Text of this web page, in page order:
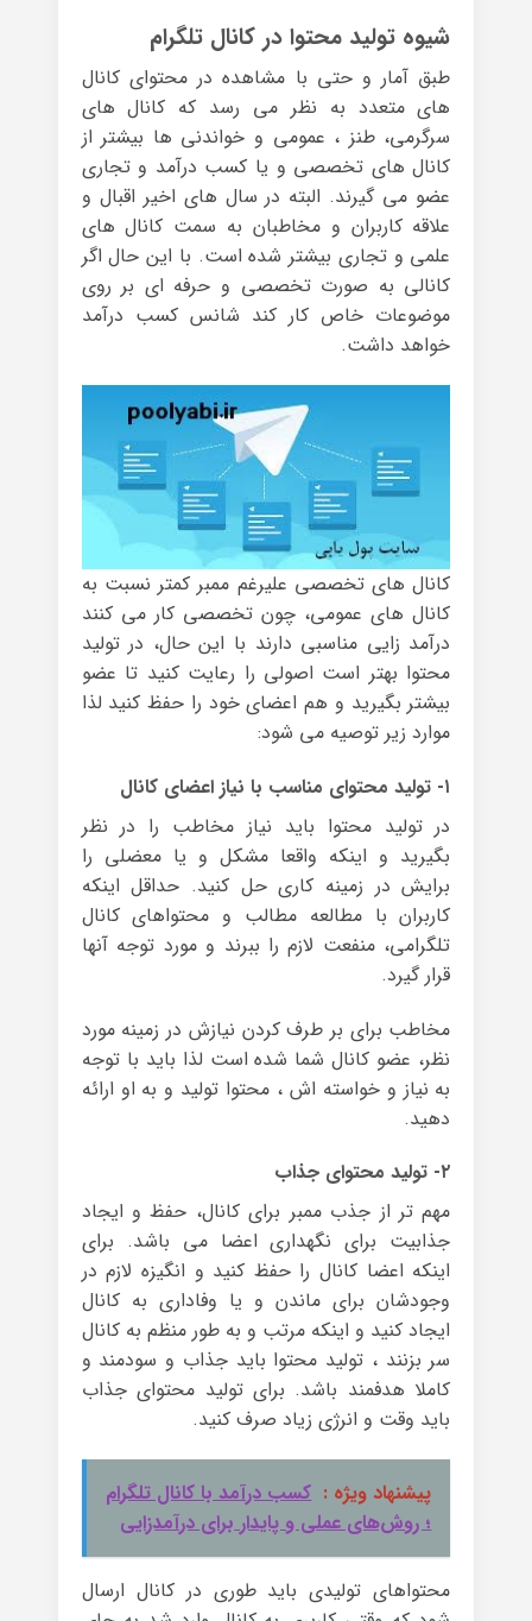
شیوه تولید محتوا در کانال تلگرام
طبق آمار و حتی با مشاهده در محتوای کانال
های متعدد به نظر می رسد که کانال های
سرگرمی، طنز ، عمومی و خواندنی ها بیشتر از
کانال های تخصصی و یا کسب درآمد و تجاری
عضو می گیرند. البته در سال های اخیر اقبال و
علاقه کاربران و مخاطبان به سمت کانال های
علمی و تجاری بیشتر شده است. با این حال اگر
کانالی به صورت تخصصی و حرفه ای بر روی
موضوعات خاص کار کند شانس کسب درآمد
خواهد داشت.
کانال های تخصصی علیرغم ممبر کمتر نسبت به
کانال های عمومی، چون تخصصی کار می کنند
درآمد زایی مناسبی دارند با این حال، در تولید
محتوا بهتر است اصولی را رعایت کنید تا عضو
بیشتر بگیرید و هم اعضای خود را حفظ کنید لذا
موارد زیر توصیه می شود:
۱- تولید محتوای مناسب با نیاز اعضای کانال
در تولید محتوا باید نیاز مخاطب را در نظر
بگیرید و اینکه واقعا مشکل و یا معضلی را
برایش در زمینه کاری حل کنید. حداقل اینکه
کاربران با مطالعه مطالب و محتواهای کانال
تلگرامی، منفعت لازم را ببرند و مورد توجه آنها
قرار گیرد.
مخاطب برای بر طرف کردن نیازش در زمینه مورد
نظر، عضو کانال شما شده است لذا باید با توجه
به نیاز و خواسته اش ، محتوا تولید و به او ارائه
دهید.
۲- تولید محتوای جذاب
مهم تر از جذب ممبر برای کانال، حفظ و ایجاد
جذابیت برای نگهداری اعضا می باشد. برای
اینکه اعضا کانال را حفظ کنید و انگیزه لازم در
وجودشان برای ماندن و یا وفاداری به کانال
ایجاد کنید و اینکه مرتب و به طور منظم به کانال
سر بزنند ، تولید محتوا باید جذاب و سودمند و
کاملا هدفمند باشد. برای تولید محتوای جذاب
باید وقت و انرژی زیاد صرف کنید.
پیشنهاد ویژه : کسب درآمد با کانال تلگرام
؛ روش‌های عملی و پایدار برای درآمدزایی
محتواهای تولیدی باید طوری در کانال ارسال